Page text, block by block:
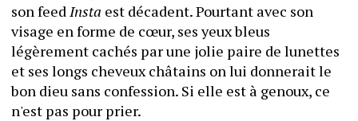
son feed Insta est décadent. Pourtant avec son
visage en forme de cœur, ses yeux bleus
légèrement cachés par une jolie paire de lunettes
et ses longs cheveux châtains on lui donnerait le
bon dieu sans confession. Si elle est à genoux, ce
n'est pas pour prier.